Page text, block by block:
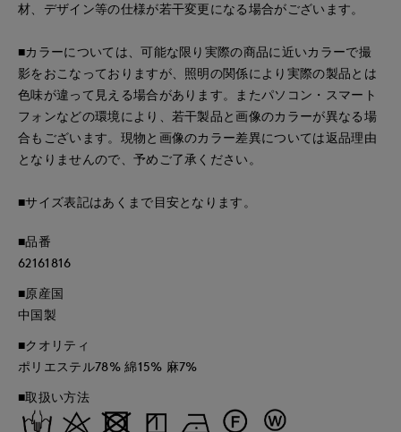
材、デザイン等の仕様が若干変更になる場合がございます。
■カラーについては、可能な限り実際の商品に近いカラーで撮
影をおこなっておりますが、照明の関係により実際の製品とは
色味が違って見える場合があります。またパソコン・スマート
フォンなどの環境により、若干製品と画像のカラーが異なる場
合もございます。現物と画像のカラー差異については返品理由
となりませんので、予めご了承ください。
■サイズ表記はあくまで目安となります。
■品番
62161816
■原産国
中国製
■クオリティ
ポリエステル78% 綿15% 麻7%
■取扱い方法